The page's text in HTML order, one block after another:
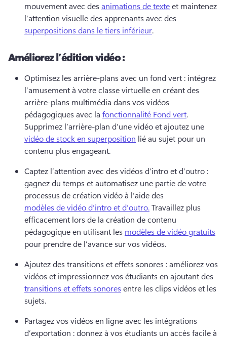
mouvement avec des animations de texte et maintenez
l’attention visuelle des apprenants avec des
superpositions dans le tiers inférieur.
Améliorez l’édition vidéo :
Optimisez les arrière-plans avec un fond vert : intégrez
l’amusement à votre classe virtuelle en créant des
arrière-plans multimédia dans vos vidéos
pédagogiques avec la fonctionnalité Fond vert
Supprimez l’arrière-plan d’une vidéo et ajoutez une
vidéo de stock en superposition lié au sujet pour un
contenu plus engageant.
Captez l’attention avec des vidéos d’intro et d’outro :
gagnez du temps et automatisez une partie de votre
processus de création vidéo à l’aide des
modèles de vidéo d’intro et d’outro. Travaillez plus
efficacement lors de la création de contenu
pédagogique en utilisant les modèles de vidéo gratuits
pour prendre de l’avance sur vos vidéos.
Ajoutez des transitions et effets sonores : améliorez vos
vidéos et impressionnez vos étudiants en ajoutant des
transitions et effets sonores entre les clips vidéos et les
sujets.
Partagez vos vidéos en ligne avec les intégrations
d’exportation : donnez à vos étudiants un accès facile à